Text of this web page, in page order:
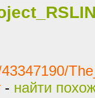
- найти